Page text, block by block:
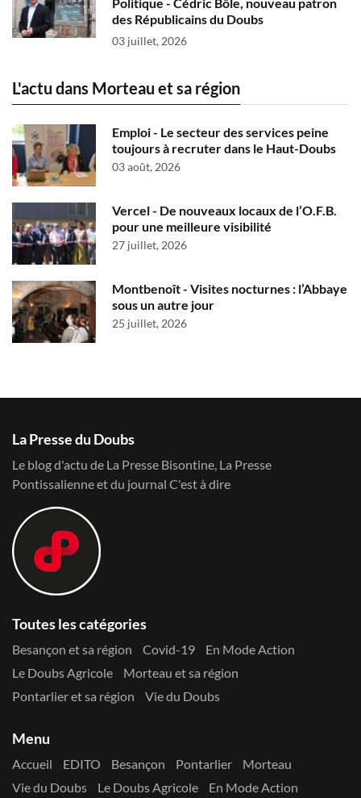
des Républicains du Doubs
03 juillet, 2026
L'actu dans Morteau et sa région
Emploi - Le secteur des services peine
toujours à recruter dans le Haut-Doubs
03 août, 2026
Vercel - De nouveaux locaux de l’O.F.B.
pour une meilleure visibilité
27 juillet, 2026
Montbenoît - Visites nocturnes : l’Abbaye
sous un autre jour
25 juillet, 2026
La Presse du Doubs
Le blog d'actu de La Presse Bisontine, La Presse
Pontissalienne et du journal C'est à dire
Toutes les catégories
Besançon et sa région Covid-19
En Mode Action
Le Doubs Agricole
Morteau et sa région
Pontarlier et sa région
Vie du Doubs
Menu
Accueil EDITO Besançon Pontarlier
Morteau
Vie du Doubs
Le Doubs Agricole En Mode Action